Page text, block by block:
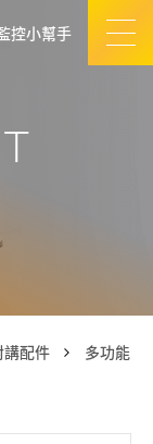
控小幫手
配件
多功能